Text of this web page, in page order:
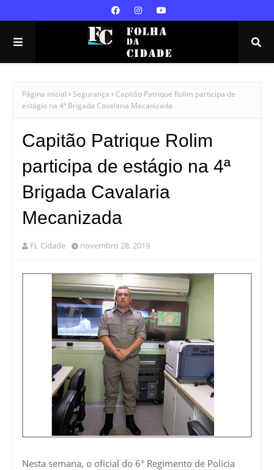
Página inicial Segurança
Capitão Patrique Rolim participa de
estágio na 4ª Brigada Cavalaria Mecanizada
Capitão Patrique Rolim
participa de estágio na 4ª
Brigada Cavalaria
Mecanizada
FL Cidade novembro 28, 2019
Nesta semana, o oficial do 6° Regimento de Polícia